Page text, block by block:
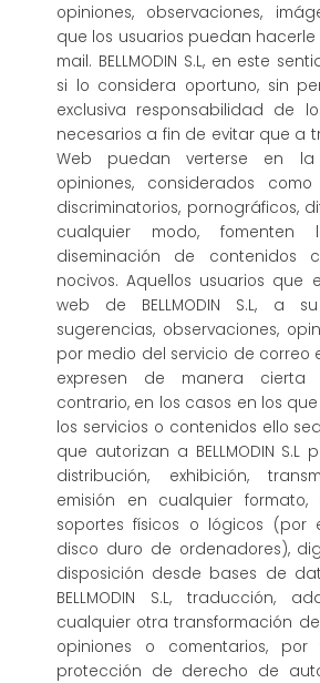
opiniones, observaciones,
que los usuarios puedan
mail. BELLMODIN S.L, en este
si lo considera oportuno, sin
exclusiva responsabilidad de
necesarios a fin de evitar que a
Web puedan verterse en
opiniones, considerados como
discriminatorios, pornográficos,
cualquier modo,
diseminación de contenidos
nocivos. Aquellos usuarios que
web de BELLMODIN S.L, a
sugerencias, observaciones,
por medio del servicio de correo
expresen de manera cierta
contrario, en los casos en los
los servicios o contenidos ello
que autorizan a BELLMODIN
distribución, exhibición,
emisión en cualquier formato,
soportes físicos o lógicos (por
disco duro de ordenadores),
disposición desde bases de
BELLMODIN S.L, traducción,
cualquier otra transformación
opiniones o comentarios,
protección de derecho de